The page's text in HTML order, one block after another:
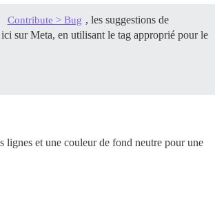
Contribute > Bug , les suggestions de
sur Meta, en utilisant le tag approprié pour le
lignes et une couleur de fond neutre pour une